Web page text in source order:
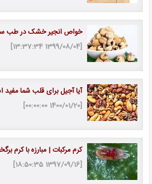
خواص انجیر خشک در طب
[1399/08/04 13:37:34]
آیا آجیل برای قلب شما
[1400/01/20 00:00:00]
کرم مرکبات | مبارزه با کرم
[1397/09/16 18:50:35]